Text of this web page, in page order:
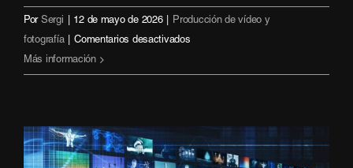
Por Sergi 12 de mayo de 2026 Producción de vídeo y
fotografía Comentarios desactivadosen
Salone
Más información